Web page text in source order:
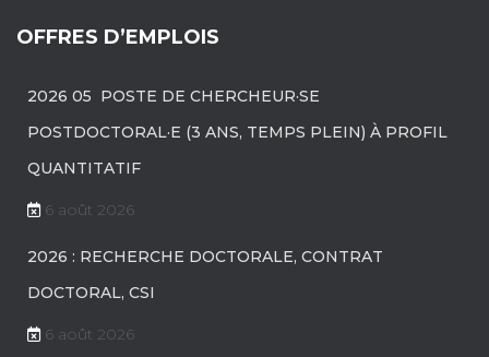
OFFRES D’EMPLOIS
2026 05 POSTE DE CHERCHEUR·SE
POSTDOCTORAL·E (3 ANS, TEMPS PLEIN) À PROFIL
QUANTITATIF
6 août 2026
2026 : RECHERCHE DOCTORALE, CONTRAT
DOCTORAL, CSI
6 août 2026